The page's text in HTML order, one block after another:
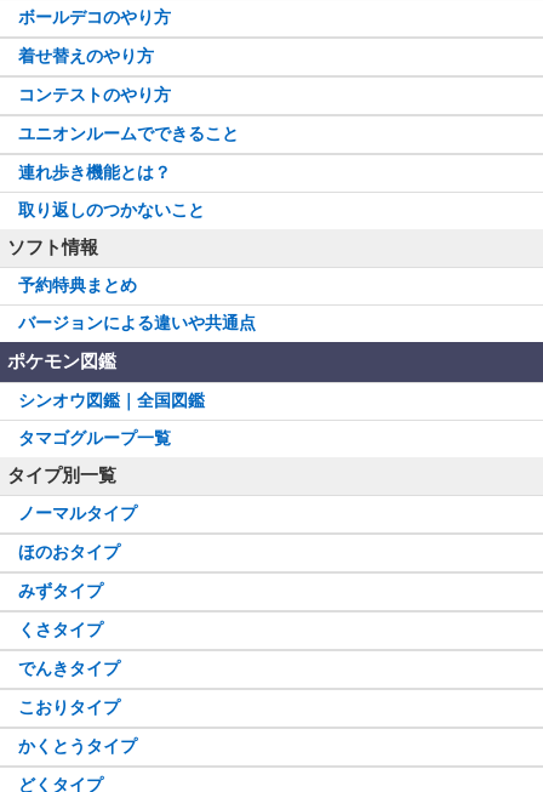
ボールデコのやり方
着せ替えのやり方
コンテストのやり方
ユニオンルームでできること
連れ歩き機能とは？
取り返しのつかないこと
ソフト情報
予約特典まとめ
バージョンによる違いや共通点
ポケモン図鑑
シンオウ図鑑｜全国図鑑
タマゴグループ一覧
タイプ別一覧
ノーマルタイプ
ほのおタイプ
みずタイプ
くさタイプ
でんきタイプ
こおりタイプ
かくとうタイプ
どくタイプ